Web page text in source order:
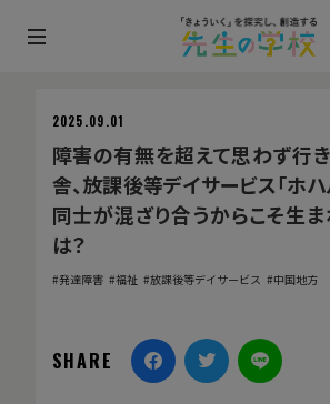
メ
2025.09.01
障害の有無を超えて思わず行
舎、放課後等デイサービス「ホハ
同士が混ざり合うからこそ生
は？
発達障害 福祉 放課後等デイサービス 中国地方
SHARE